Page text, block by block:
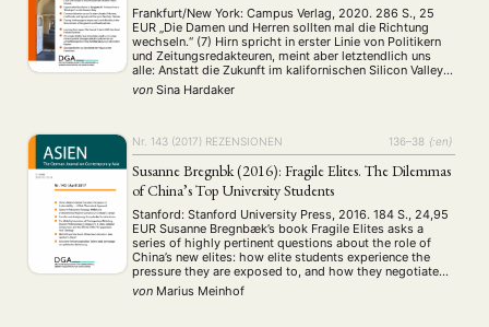
NEWS ASIEN ARBEITSKREISE VERANSTALTUNGEN EXPERTISE
Frankfurt/New York: Campus Verlag, 2020. 286 S., 25
EUR „Die Damen und Herren sollten mal die Richtung
wechseln.“ (7) Hirn spricht in erster Linie von Politikern
und Zeitungsredakteuren, meint aber letztendlich uns
alle: Anstatt die Zukunft im kalifornischen Silicon Valley
zu suchen, rät er unverblümt, solle man sich auf den Weg
nach Shenzhen begeben. Denn, …
von Sina Hardaker
Nr. 143 (2017) REZENSIONEN 136–38 {:en}
Susanne Bregnbӕk (2016): Fragile Elites. The Dilemmas
of China’s Top University Students
Stanford: Stanford University Press, 2016. 184 S., 24,95
EUR Susanne Bregnbӕk’s book Fragile Elites asks a
series of highly pertinent questions about the role of
China’s new elites: how elite students experience the
pressure they are exposed to, and how they negotiate
the tensions between their biographical expectations,
their parents and the government. It tries …
von Marius Meinhof